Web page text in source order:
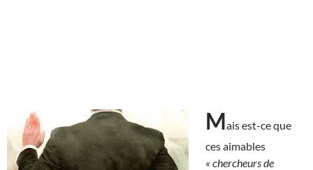
Mais est-ce que
ces aimables
« chercheurs de